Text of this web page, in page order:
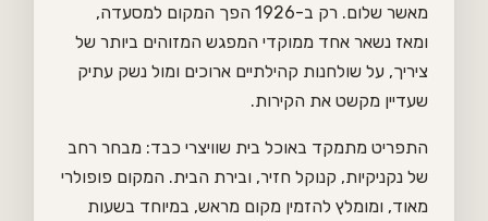
מאשר שלום. רק ב-1926 הפך המקום למסעדה,
ומאז נשאר אחד ממוקדי המפגש המזוהים ביותר של
ציריך, על שולחנות קהילתיים ארוכים ומול נשק עתיק
שעדיין מקשט את הקירות.
התפריט מתמקד באוכל בית שוויצרי כבד: מבחר רחב
של נקניקיות, קנוקל חזיר, ובירת הבית. המקום פופולרי
מאוד, ומומלץ להזמין מקום מראש, במיוחד בשעות